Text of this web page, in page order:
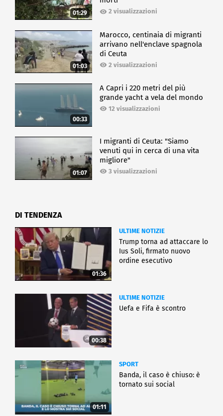
01:29 2 visualizzazioni
01:03
Marocco, centinaia di migranti
arrivano nell'enclave spagnola
di Ceuta
2 visualizzazioni
00:33
A Capri i 220 metri del più
grande yacht a vela del mondo
12 visualizzazioni
01:07
I migranti di Ceuta: "Siamo
venuti qui in cerca di una vita
migliore"
3 visualizzazioni
DI TENDENZA
01:36
ULTIME NOTIZIE
Trump torna ad attaccare lo
Ius Soli, firmato nuovo
ordine esecutivo
00:38
ULTIME NOTIZIE
Uefa e Fifa è scontro
01:11
SPORT
Banda, il caso è chiuso: è
tornato sui social